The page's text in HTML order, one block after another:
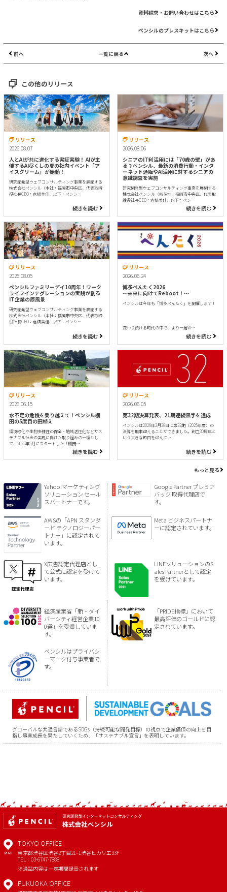
資料請求・お問い合わせはこちら
ペンシルのプレスキットはこちら
前へ 一覧に戻る 次へ
この他のリリース
リリース
2026.08.07
人とAIが共に進化する実証実験！ AIが主
催するAI尽くしの夏の社内イベント「ア
イスクリーム」が始動！
研究開発型ウェブコンサルティング事業を展開する
株式会社ペンシル（本社：福岡市中央区、代表取締
役社長CEO：倉橋美佳、以下：ペンシ…
続きを読む
リリース
2026.08.06
シニアのIT利活用には「70歳の壁」があ
る？ペンシル、最新の消費行動・インタ
ーネット通販やAI活用に対するシニアの
意識調査を実施
研究開発型ウェブコンサルティング事業を展開する
株式会社ペンシル（所在地：福岡市中央区、代表取
締役社長CEO：倉橋美佳、以下：ペン…
続きを読む
リリース
2026.08.05
ペンシルファミリーデイ10周年！ワーク
ライフインテグレーションの実践が創る
IT企業の原風景
研究開発型ウェブコンサルティング事業を展開する
株式会社ペンシル（本社：福岡市中央区、代表取締
役社長CEO：倉橋美佳、以下：ペンシ…
続きを読む
リリース
2026.06.24
博多ぺんたく2026
〜未来に向けてReboot！〜
ペンシルは今年も「博多ぺんたく」を開催します！
変わり続ける時代の中で、より一層W…
続きを読む
リリース
2026.06.15
水不足の危機を乗り越えて！ペンシル棚
田の5度目の田植え
環境緑化や生物多様性の保全・地域活性化などサス
テナブル社会の実現に向けた取り組みの一環とし
て、2022年5月にスタートした「棚田…
続きを読む
リリース
2026.06.05
第32期決算発表、21期連続黒字を達成
ペンシルは2026年2月28日に第32期（2025年度）の
決算を無事迎えることができました。創立30周年と
いう大きな節目を迎えて…
続きを読む
もっと見る
Yahoo!マーケティング
ソリューション セール
スパートナーです。
Google Partner プレミア
バッジ 取得代理店で
す。
AWSの「APN スタンダ
ード テクノロジーパー
トナー」に認定されて
います。
Meta ビジネスパートナ
ーに認定されています。
X広告認定代理店とし
て公式に認定を受けて
います。
LINEソリューションのS
ales Partnerとして認定
を受けています。
経済産業省「新・ダイ
バーシティ経営企業10
0選」を受賞していま
す。
「PRIDE指標」において
最高評価のゴールドに認
定されています。
ペンシルはプライバシ
ーマーク付与事業者で
す。
グローバルな共通言語であるSDGs（持続可能な開発目標）の視点で企業価値の向上を目
指し事業成長を果たしていくため、「サステナブル宣言」を表明しています。
MAP
TOKYO OFFICE
東京都渋谷区渋谷2丁目21−1渋谷ヒカリエ33F
TEL：03-6747-7888
※通話内容は一定期間録音されます
FUKUOKA OFFICE